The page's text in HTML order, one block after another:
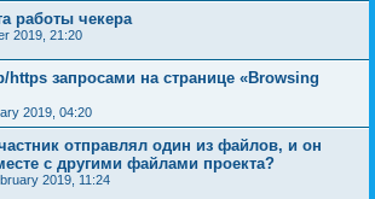
работы чекера
2019, 21:20
запросами на странице «Browsing
2019, 04:20
отправлял один из файлов, и он
с другими файлами проекта?
2019, 11:24